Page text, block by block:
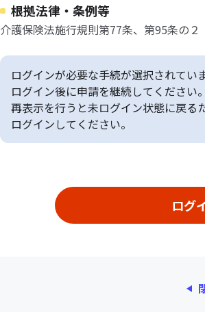
根拠法律・条例等
介護保険法施行規則第77条、第95条の２
ログインが必要な手続が選択されてい
ログイン後に申請を継続してください
再表示を行うと未ログイン状態に戻る
ログインしてください。